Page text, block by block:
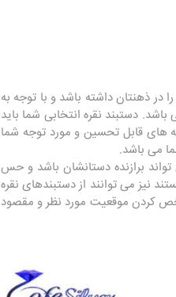
در ذهنتان داشته باشد و با توجه به
دستبند نقره انتخابی شما باید
های قابل تحسین و مورد توجه شما
می باشد.
برازنده دستانشان باشد و حس
نیز می توانند از دستبندهای نقره
کردن موقعیت مورد نظر و مقصود